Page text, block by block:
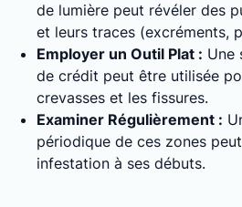
de lumière peut révéler des
et leurs traces (excréments,
Employer un Outil Plat : Une
de crédit peut être utilisée
crevasses et les fissures.
Examiner Régulièrement :
périodique de ces zones
infestation à ses débuts.